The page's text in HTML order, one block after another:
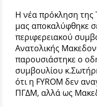
Η νέα πρόκληση της
μας αποκαλύφθηκε
περιφερειακού
Ανατολικής
παρουσιάστηκε ο
συμβουλίου
ότι η FYROM δεν
ΠΓΔΜ, αλλά ως